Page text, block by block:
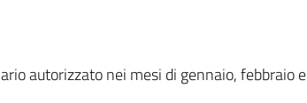
autorizzato nei mesi di gennaio, febbraio e